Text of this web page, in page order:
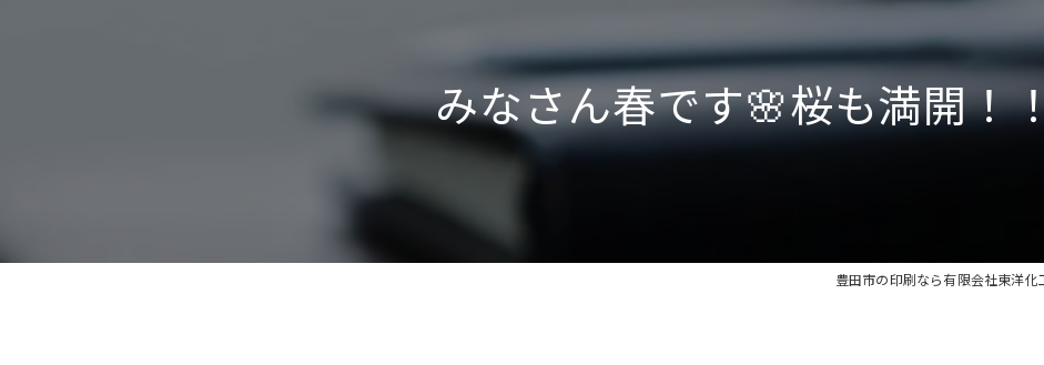
みなさん春です🌸桜も満開！
豊田市の印刷なら有限会社東洋化